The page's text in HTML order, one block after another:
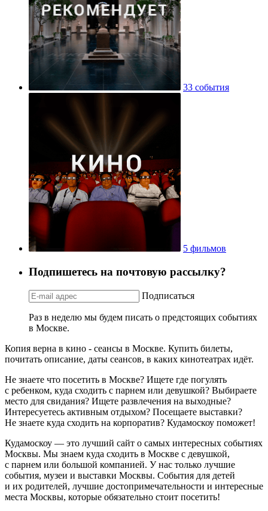
33 события
5 фильмов
Подпишетесь на почтовую рассылку?
Подписаться
Раз в неделю мы будем писать о предстоящих событиях
в Москве.
Копия верна в кино - сеансы в Москве. Купить билеты,
почитать описание, даты сеансов, в каких кинотеатрах идёт.
Не знаете что посетить в Москве? Ищете где погулять
с ребенком, куда сходить с парнем или девушкой? Выбираете
место для свидания? Ищете развлечения на выходные?
Интересуетесь активным отдыхом? Посещаете выставки?
Не знаете куда сходить на корпоратив? Кудамоскоу поможет!
Кудамоскоу — это лучший сайт о самых интересных событиях
Москвы. Мы знаем куда сходить в Москве с девушкой,
с парнем или большой компанией. У нас только лучшие
события, музеи и выставки Москвы. События для детей
и их родителей, лучшие достопримечательности и интересные
места Москвы, которые обязательно стоит посетить!